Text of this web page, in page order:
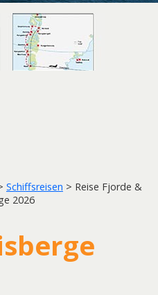
Schiffsreisen > Reise Fjorde &
2026